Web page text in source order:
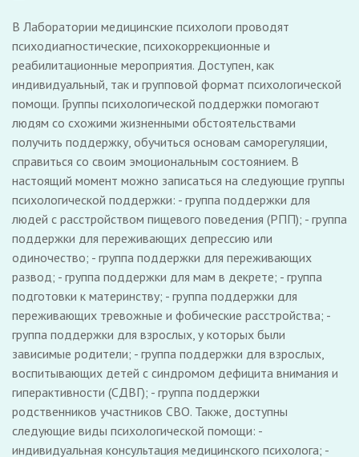
В Лаборатории медицинские психологи проводят
психодиагностические, психокоррекционные и
реабилитационные мероприятия. Доступен, как
индивидуальный, так и групповой формат психологической
помощи. Группы психологической поддержки помогают
людям со схожими жизненными обстоятельствами
получить поддержку, обучиться основам саморегуляции,
справиться со своим эмоциональным состоянием. В
настоящий момент можно записаться на следующие группы
психологической поддержки: - группа поддержки для
людей с расстройством пищевого поведения (РПП); - группа
поддержки для переживающих депрессию или
одиночество; - группа поддержки для переживающих
развод; - группа поддержки для мам в декрете; - группа
подготовки к материнству; - группа поддержки для
переживающих тревожные и фобические расстройства; -
группа поддержки для взрослых, у которых были
зависимые родители; - группа поддержки для взрослых,
воспитывающих детей с синдромом дефицита внимания и
гиперактивности (СДВГ); - группа поддержки
родственников участников СВО. Также, доступны
следующие виды психологической помощи: -
индивидуальная консультация медицинского психолога; -